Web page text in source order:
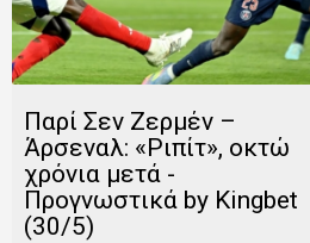
Παρί Σεν Ζερμέν –
Άρσεναλ: «Ριπίτ», οκτώ
χρόνια μετά -
Προγνωστικά by Kingbet
(30/5)